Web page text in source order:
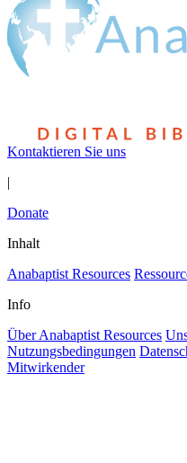
Kontaktieren Sie uns
|
Donate
Inhalt
Anabaptist Resources
Info
Über Anabaptist Resources
Nutzungsbedingungen
Mitwirkender